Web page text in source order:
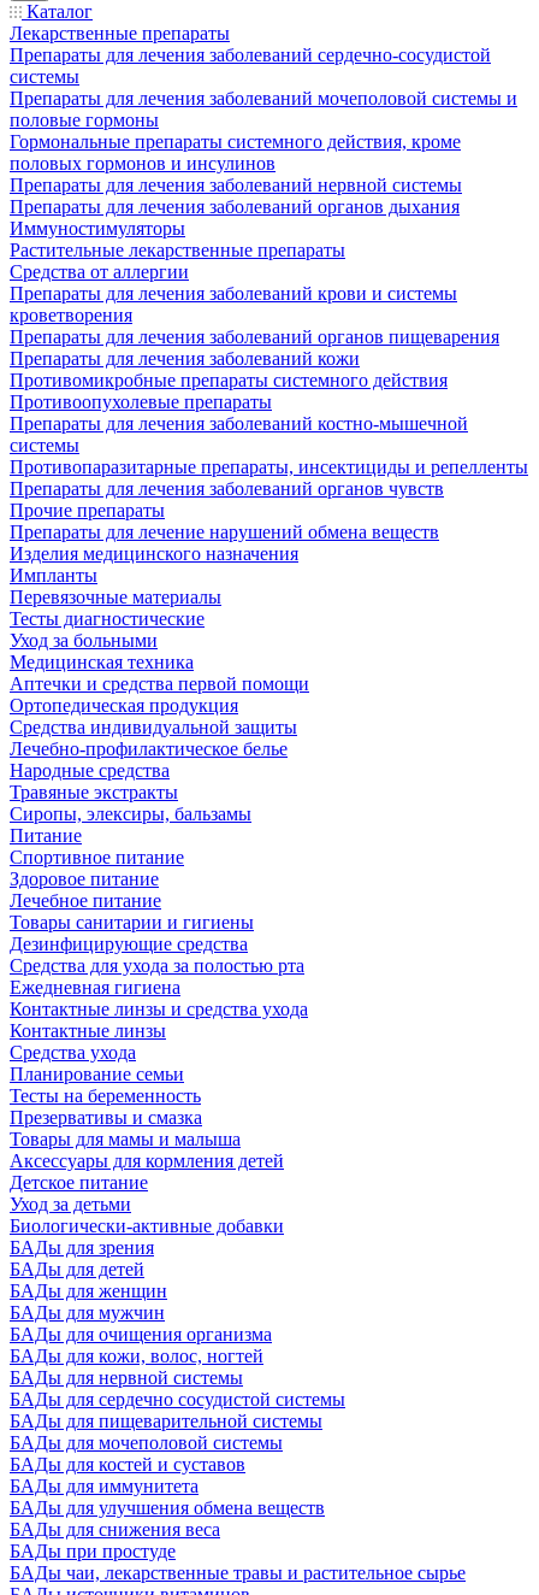
Каталог
Лекарственные препараты
Препараты для лечения заболеваний сердечно-сосудистой
системы
Препараты для лечения заболеваний мочеполовой системы и
половые гормоны
Гормональные препараты системного действия, кроме
половых гормонов и инсулинов
Препараты для лечения заболеваний нервной системы
Препараты для лечения заболеваний органов дыхания
Иммуностимуляторы
Растительные лекарственные препараты
Средства от аллергии
Препараты для лечения заболеваний крови и системы
кроветворения
Препараты для лечения заболеваний органов пищеварения
Препараты для лечения заболеваний кожи
Противомикробные препараты системного действия
Противоопухолевые препараты
Препараты для лечения заболеваний костно-мышечной
системы
Противопаразитарные препараты, инсектициды и репелленты
Препараты для лечения заболеваний органов чувств
Прочие препараты
Препараты для лечение нарушений обмена веществ
Изделия медицинского назначения
Импланты
Перевязочные материалы
Тесты диагностические
Уход за больными
Медицинская техника
Аптечки и средства первой помощи
Ортопедическая продукция
Средства индивидуальной защиты
Лечебно-профилактическое белье
Народные средства
Травяные экстракты
Сиропы, элексиры, бальзамы
Питание
Спортивное питание
Здоровое питание
Лечебное питание
Товары санитарии и гигиены
Дезинфицирующие средства
Средства для ухода за полостью рта
Ежедневная гигиена
Контактные линзы и средства ухода
Контактные линзы
Средства ухода
Планирование семьи
Тесты на беременность
Презервативы и смазка
Товары для мамы и малыша
Аксессуары для кормления детей
Детское питание
Уход за детьми
Биологически-активные добавки
БАДы для зрения
БАДы для детей
БАДы для женщин
БАДы для мужчин
БАДы для очищения организма
БАДы для кожи, волос, ногтей
БАДы для нервной системы
БАДы для сердечно сосудистой системы
БАДы для пищеварительной системы
БАДы для мочеполовой системы
БАДы для костей и суставов
БАДы для иммунитета
БАДы для улучшения обмена веществ
БАДы для снижения веса
БАДы при простуде
БАДы чаи, лекарственные травы и растительное сырье